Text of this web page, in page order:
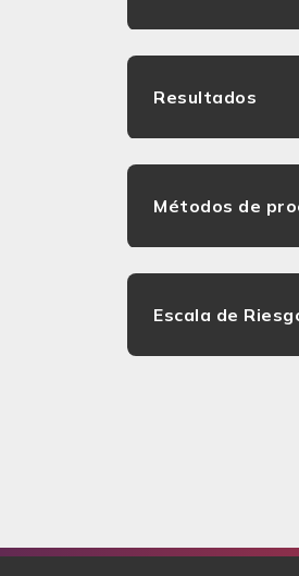
Resultados
Métodos de
Escala de